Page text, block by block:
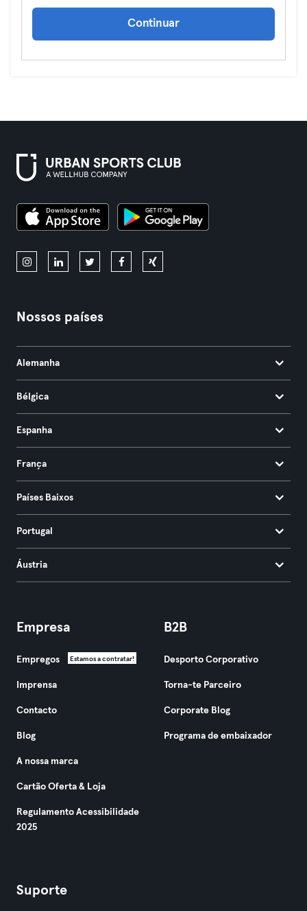
Continuar
Nossos países
Alemanha
Bélgica
Espanha
França
Países Baixos
Portugal
Áustria
Empresa
Empregos Estamos a contratar!
Imprensa
Contacto
Blog
A nossa marca
Cartão Oferta & Loja
Regulamento Acessibilidade
2025
B2B
Desporto Corporativo
Torna-te Parceiro
Corporate Blog
Programa de embaixador
Suporte